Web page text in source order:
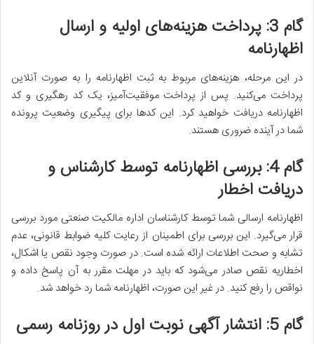
گام 3: پرداخت هزینه‌های اولیه و ارسال
اظهارنامه
در این مرحله، هزینه‌های مربوط به ثبت اظهارنامه را به صورت آنلاین
پرداخت می‌کنید. پس از پرداخت موفقیت‌آمیز، یک کد رهگیری و کد
اظهارنامه دریافت خواهید کرد. این کدها برای پیگیری وضعیت پرونده
شما در آینده ضروری هستند.
گام 4: بررسی اظهارنامه توسط کارشناس و
دریافت اخطار
اظهارنامه ارسالی شما توسط کارشناسان اداره مالکیت صنعتی مورد بررسی
قرار می‌گیرد. این بررسی برای اطمینان از رعایت کلیه ضوابط قانونی، عدم
تشابه و صحت اطلاعات ارائه شده است. در صورت وجود نقص یا اشکال،
اخطاریه نقص صادر می‌شود که باید در مهلت مقرر به آن پاسخ داده و
نواقص را رفع کنید. در غیر این صورت، اظهارنامه شما رد خواهد شد.
گام 5: انتشار آگهی نوبت اول در روزنامه رسمی